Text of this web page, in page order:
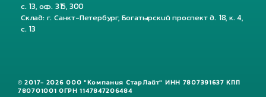
с. 13, оф. 315, 300
Склад: г. Санкт-Петербург, Богатырский проспект д. 18, к. 4,
с. 13
© 2017- 2026 ООО "Компания СтарЛайт" ИНН 7807391637 КПП
780701001 ОГРН 1147847206484